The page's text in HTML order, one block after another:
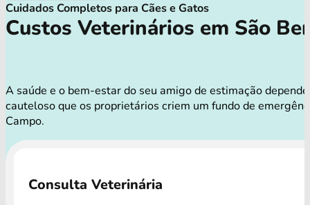
Cuidados Completos para Cães e Gatos
Custos Veterinários em São
A saúde e o bem-estar do seu amigo de estimação
cauteloso que os proprietários criem um fundo de
Campo.
Consulta Veterinária